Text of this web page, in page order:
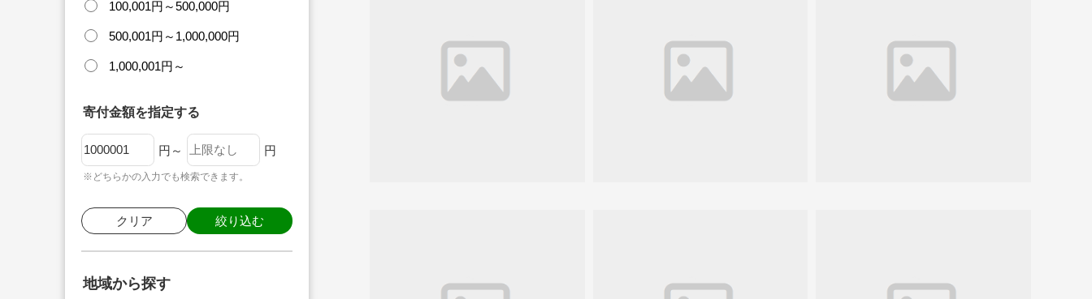
100,001円～500,000円
500,001円～1,000,000円
1,000,001円～
寄付金額を指定する
円～ 円
※どちらかの入力でも検索できます。
クリア 絞り込む
地域から探す